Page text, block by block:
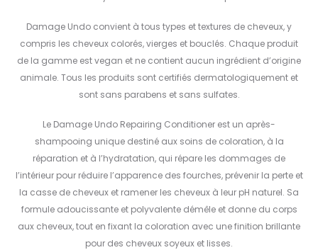
Damage Undo convient à tous types et textures de cheveux, y
compris les cheveux colorés, vierges et bouclés. Chaque produit
de la gamme est vegan et ne contient aucun ingrédient d’origine
animale. Tous les produits sont certifiés dermatologiquement et
sont sans parabens et sans sulfates.
Le Damage Undo Repairing Conditioner est un après-
shampooing unique destiné aux soins de coloration, à la
réparation et à l’hydratation, qui répare les dommages de
l’intérieur pour réduire l’apparence des fourches, prévenir la perte et
la casse de cheveux et ramener les cheveux à leur pH naturel. Sa
formule adoucissante et polyvalente démêle et donne du corps
aux cheveux, tout en fixant la coloration avec une finition brillante
pour des cheveux soyeux et lisses.